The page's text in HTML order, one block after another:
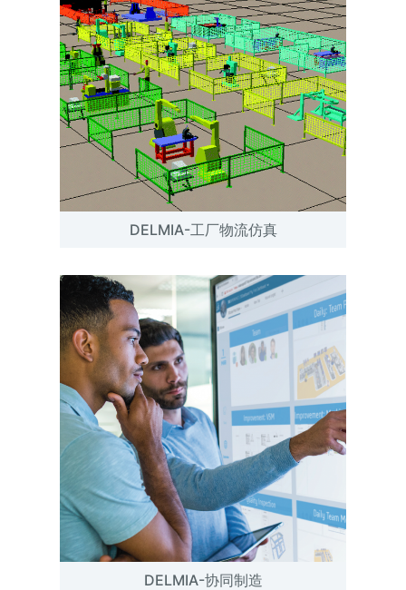
DELMIA-工厂物流仿真
DELMIA-协同制造